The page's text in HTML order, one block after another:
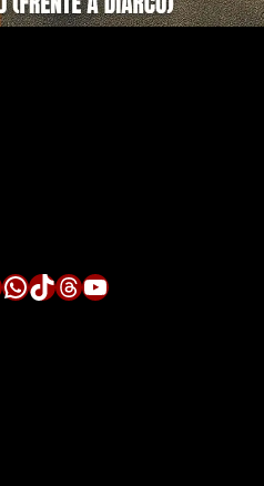
WhatsApp TikTok Threads YouTube